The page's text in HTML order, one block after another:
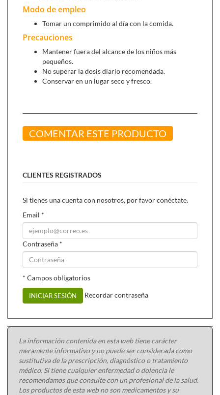
Ubiquinol:aporta
efectos de los radicales libres, además de proteger la
membrana cardíaca y aumentar la vitalidad.
Ultra Krill:recomendado para la salud tanto
cardiovascular como cerebral, y el cuidado de las
articulaciones.
Modo de empleo
Tomar un comprimido al día con la comida.
Precauciones
Mantener fuera del alcance de los niños más
pequeños.
No superar la dosis diario recomendada.
Conservar en un lugar seco y fresco.
COMENTAR ESTE PRODUCTO
CLIENTES REGISTRADOS
Si tienes una cuenta con nosotros, por favor conéctate.
Email *
Contraseña *
* Campos obligatorios
INICIAR SESIÓN Recordar contraseña
La información contenida en esta web tiene carácter
meramente informativo y no puede ser considerada como
sustitutiva de la prescripción, diagnóstico o tratamiento
médico. Si tiene cualquier enfermedad o dolencia le
recomendamos que consulte con un profesional de la salud.
Los productos de esta web no son medicamentos y su